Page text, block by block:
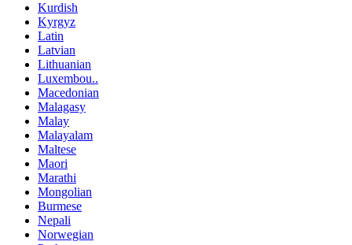
Kurdish
Kyrgyz
Latin
Latvian
Lithuanian
Luxembou..
Macedonian
Malagasy
Malay
Malayalam
Maltese
Maori
Marathi
Mongolian
Burmese
Nepali
Norwegian